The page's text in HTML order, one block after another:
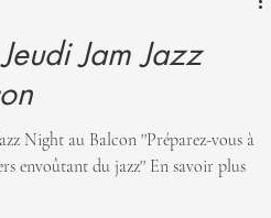
Jam Jazz
Balcon ''Préparez-vous à
envoûtant du jazz'' En savoir plus